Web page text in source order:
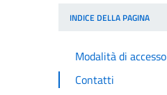
INDICE DELLA PAGINA
Modalità di accesso
Contatti